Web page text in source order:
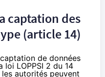
captation des
(article 14)
de données
loi LOPPSI 2 du 14
autorités peuvent